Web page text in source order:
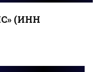
(ИНН